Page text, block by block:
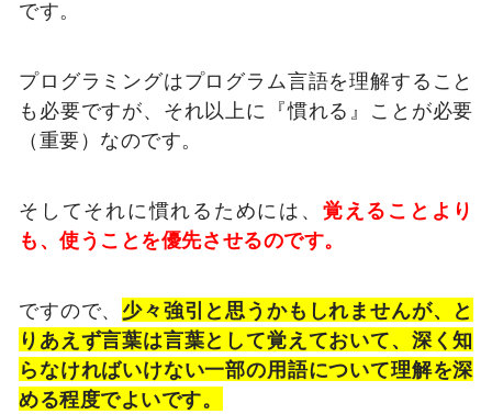
です。
プログラミングはプログラム言語を理解すること
も必要ですが、それ以上に『慣れる』ことが必要
（重要）なのです。
そしてそれに慣れるためには、 覚えることより
も、使うことを優先させるのです。
ですので、 少々強引と思うかもしれませんが、と
りあえず言葉は言葉として覚えておいて、深く知
らなければいけない一部の用語について理解を深
める程度でよいです。